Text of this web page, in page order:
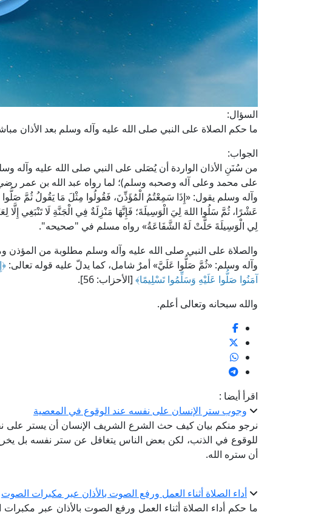
السؤال:
ما حكم الصلاة على النبي صلى الله عليه وآله وسلم بعد الأذان
الجواب:
من سُنَنِ الأذان الواردة أن يُصَلى على النبي صلى الله عليه وآله
على محمد وعلى آله وصحبه وسلم)؛ لما رواه عبد الله بن عمر
وآله وسلم يقول: «إِذَا سَمِعْتُمُ الْمُؤَذِّنَ، فَقُولُوا مِثْلَ مَا يَقُولُ ثُمَّ
عَشْرًا، ثُمَّ سَلُوا اللهَ لِيَ الْوَسِيلَةَ؛ فَإِنَّهَا مَنْزِلَةٌ فِي الْجَنَّةِ لَا تَنْبَغِي
لِي الْوَسِيلَةَ حَلَّتْ لَهُ الشَّفَاعَةُ» رواه مسلم في "صحيحه".
والصلاة على النبي صلى الله عليه وآله وسلم مطلوبة من المؤذن
وآله وسلم: «ثُمَّ صَلُّوا عَلَيَّ» أمرٌ شامل، كما يدلّ عليه قوله تعالى:
آمَنُوا صَلُّوا عَلَيْهِ وَسَلِّمُوا تَسْلِيمًا﴾ [الأحزاب: 56].
والله سبحانه وتعالى أعلم.
اقرأ أيضا :
وجوب ستر الإنسان على نفسه عند الوقوع في المعصية
نرجو منكم بيان كيف حث الشرع الشريف الإنسان أن يستر
للوقوع في الذنب، لكن بعض الناس يتغافل عن ستر نفسه بل
أن ستره الله.
أداء الصلاة أثناء العمل ورفع الصوت بالأذان عبر مكبرات الصوت
ما حكم أداء الصلاة أثناء العمل ورفع الصوت بالأذان عبر